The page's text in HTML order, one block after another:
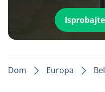
Dom Europa